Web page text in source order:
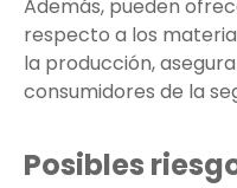
Además, pueden
respecto a los
la producción,
consumidores de la
Posibles